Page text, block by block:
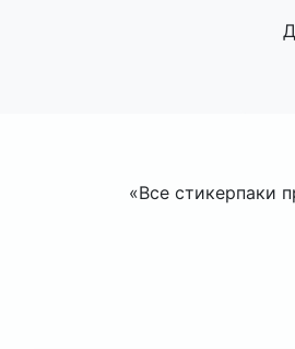
«Все стикерпаки